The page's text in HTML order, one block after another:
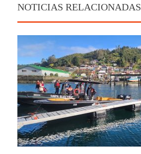
NOTICIAS RELACIONADAS